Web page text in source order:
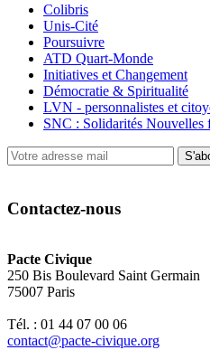
Colibris
Unis-Cité
Poursuivre
ATD Quart-Monde
Initiatives et Changement
Démocratie & Spiritualité
LVN - personnalistes et
SNC : Solidarités Nouvelles
Contactez-nous
Pacte Civique
250 Bis Boulevard Saint Germain
75007 Paris
Tél. : 01 44 07 00 06
contact@pacte-civique.org